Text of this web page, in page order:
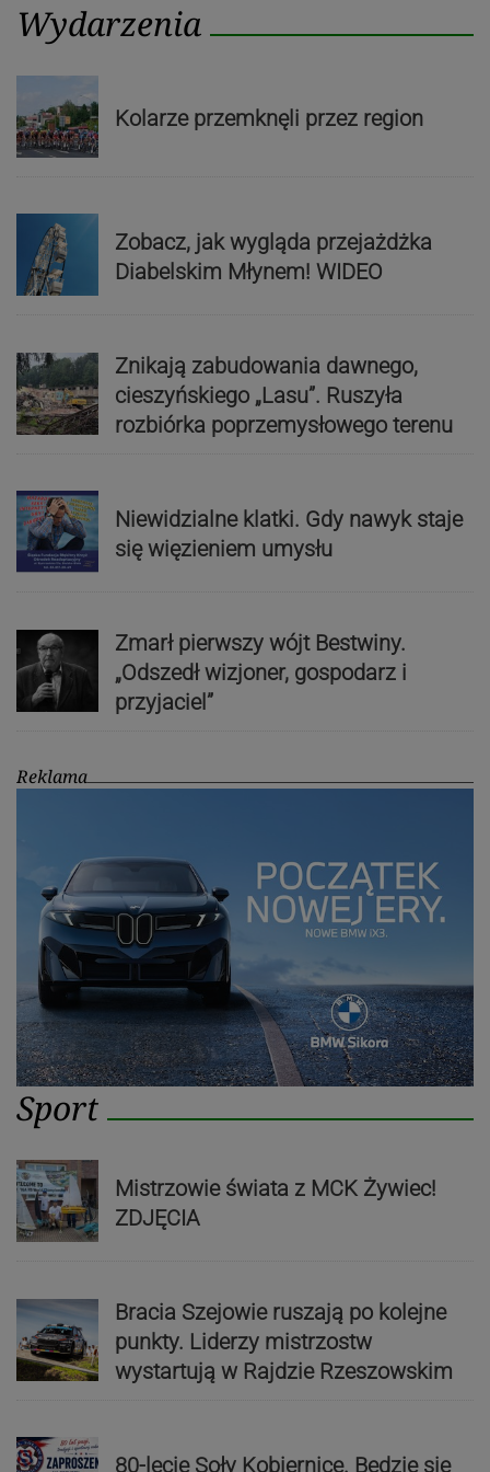
Wydarzenia
Kolarze przemknęli przez region
Zobacz, jak wygląda przejażdżka
Diabelskim Młynem! WIDEO
Znikają zabudowania dawnego,
cieszyńskiego „Lasu”. Ruszyła
rozbiórka poprzemysłowego terenu
Niewidzialne klatki. Gdy nawyk staje
się więzieniem umysłu
Zmarł pierwszy wójt Bestwiny.
„Odszedł wizjoner, gospodarz i
przyjaciel”
Reklama
Sport
Mistrzowie świata z MCK Żywiec!
ZDJĘCIA
Bracia Szejowie ruszają po kolejne
punkty. Liderzy mistrzostw
wystartują w Rajdzie Rzeszowskim
80-lecie Soły Kobiernice. Będzie się